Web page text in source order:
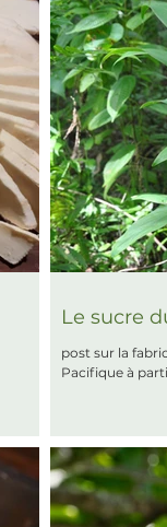
Le sucre
post sur la
Pacifique à